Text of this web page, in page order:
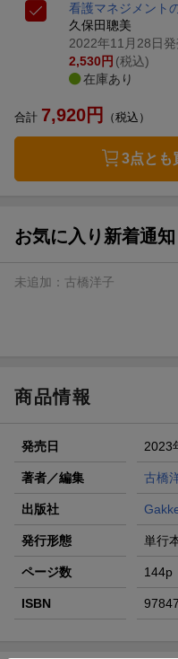
看護マネジメント
久保田聰美
2022年11月28日発
2,530円 (税込)
在庫あり
合計 7,920円 （税込）
3点とも
お気に入り新着通知
未追加： 古橋洋子
商品情報
発売日 2023
著者／編集 古橋
出版社
発行形態 単行
ページ数 144p
ISBN